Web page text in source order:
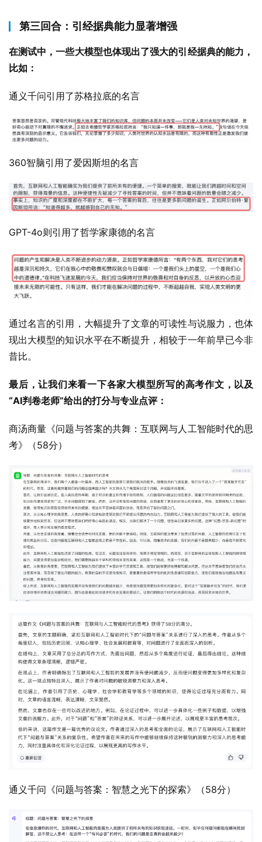
第三回合：引经据典能力显著增强
在测试中，一些大模型也体现出了强大的引经据典的能力，
比如：
通义千问引用了苏格拉底的名言
360智脑引用了爱因斯坦的名言
GPT-4o则引用了哲学家康德的名言
通过名言的引用，大幅提升了文章的可读性与说服力，也体
现出大模型的知识水平在不断提升，相较于一年前早已今非
昔比。
最后，让我们来看一下各家大模型所写的高考作文，以及
“AI判卷老师”给出的打分与专业点评：
商汤商量《问题与答案的共舞：互联网与人工智能时代的思
考》（58分）
通义千问《问题与答案：智慧之光下的探索》（58分）